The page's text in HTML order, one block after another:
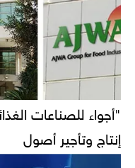
"أجواء للصناعات
إنتاج وتأجير أصول